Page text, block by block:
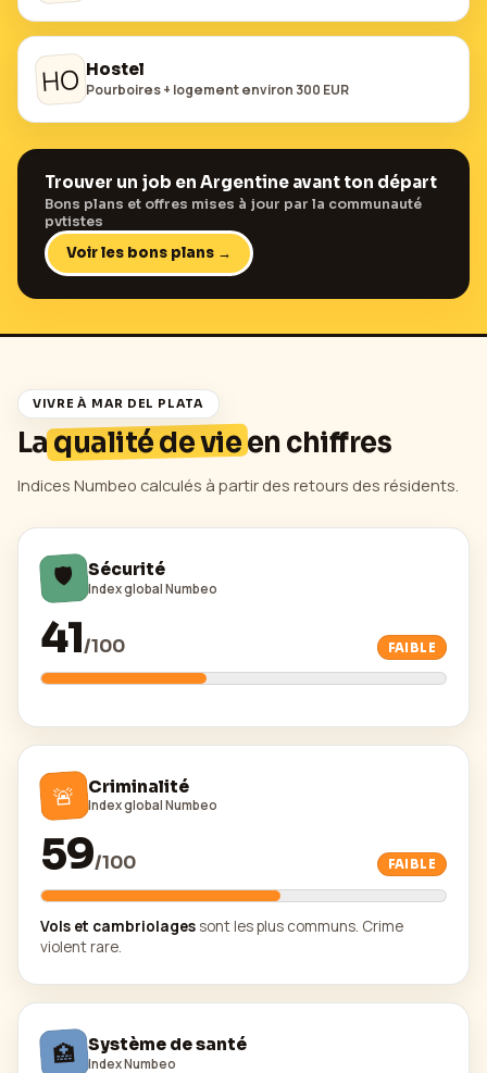
HO Hostel
Pourboires + logement environ 300 EUR
Trouver un job en Argentine avant ton départ
Bons plans et offres mises à jour par la communauté
pvtistes
Voir les bons plans →
VIVRE À MAR DEL PLATA
Laqualité de vieen chiffres
Indices Numbeo calculés à partir des retours des résidents.
🛡️ Sécurité
Index global Numbeo
41/100 FAIBLE
🚨 Criminalité
Index global Numbeo
59/100 FAIBLE
Vols et cambriolages sont les plus communs. Crime
violent rare.
🏥 Système de santé
Index Numbeo